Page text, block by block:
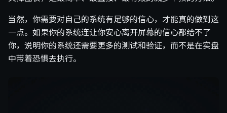
当然，你需要对自己的系统有足够的信心，才能真的做到这
一点。如果你的系统连让你安心离开屏幕的信心都给不了
你，说明你的系统还需要更多的测试和验证，而不是在实盘
中带着恐惧去执行。